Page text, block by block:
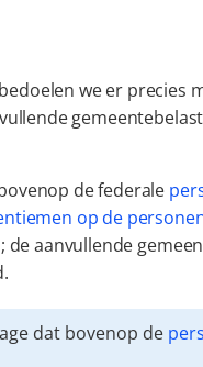
we er precies
de federale
op de
aanvullende
dat bovenop de